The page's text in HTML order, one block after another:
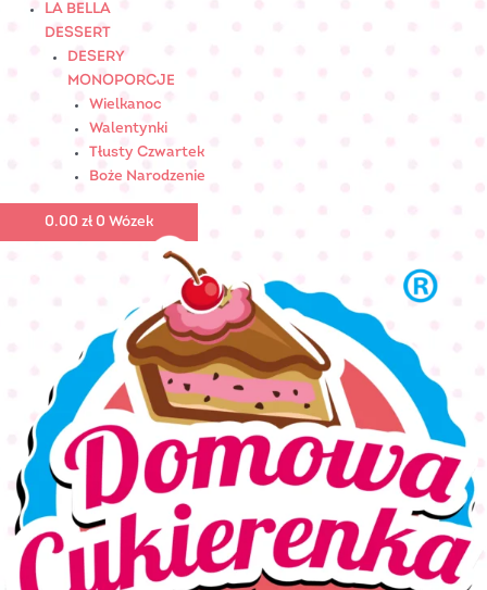
LA BELLA
DESSERT
DESERY
MONOPORCJE
Wielkanoc
Walentynki
Tłusty Czwartek
Boże Narodzenie
0.00 zł 0 Wózek